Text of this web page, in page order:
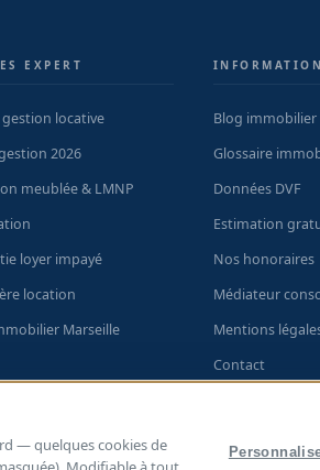
EXPERT
locative
2026
meublée & LMNP
loyer impayé
location
Marseille
Blog immobilier
Glossaire
Données DVF
Estimation
Nos honoraires
Médiateur
Mentions
Contact
— quelques cookies de